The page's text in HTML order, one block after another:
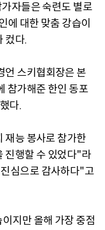
자들은 숙련도 별로
에 대한 맞춤 강습이
컸다.
언 스키협회장은 본
참가해준 한인 동포
다.
재능 봉사로 참가한
진행할 수 있었다"라
심으로 감사하다"고
지만 올해 가장 중점